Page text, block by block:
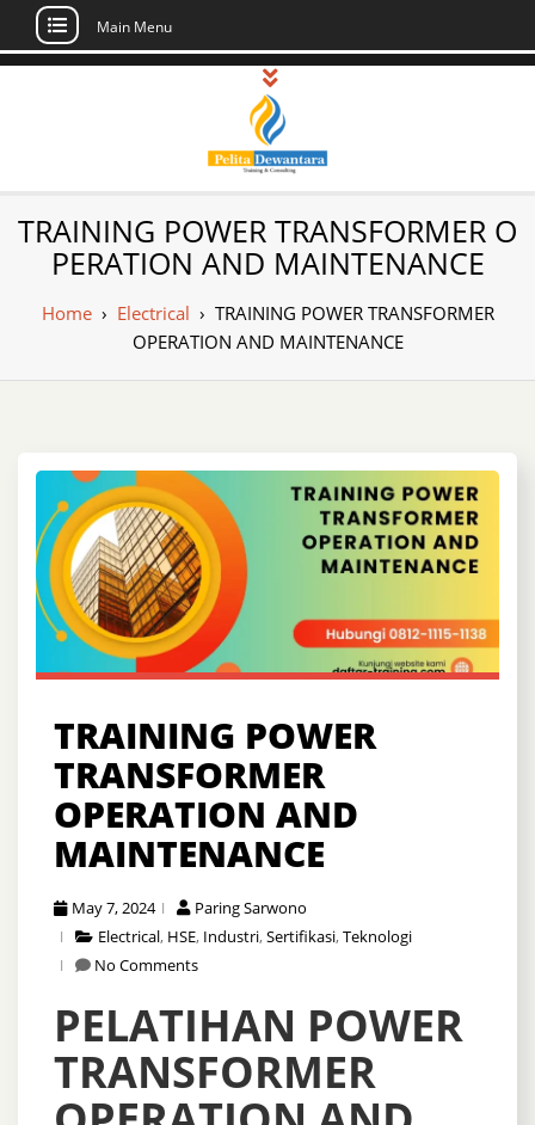
Skip
Main Menu
Pusat Pelatihan
dan Sertifikasi –
Daftar Training
Indonesia
Sertifikasi di Indonesia
TRAINING POWER TRANSFORMER O
PERATION AND MAINTENANCE
Home› Electrical › TRAINING POWER TRANSFORMER
OPERATION AND MAINTENANCE
TRAINING POWER
TRANSFORMER
OPERATION AND
MAINTENANCE
May 7, 2024
Paring Sarwono
Electrical, HSE, Industri,Sertifikasi,Teknologi
No Comments
PELATIHAN POWER
TRANSFORMER